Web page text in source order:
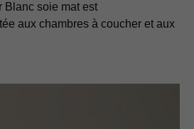
Blanc soie mat est
aux chambres à coucher et aux